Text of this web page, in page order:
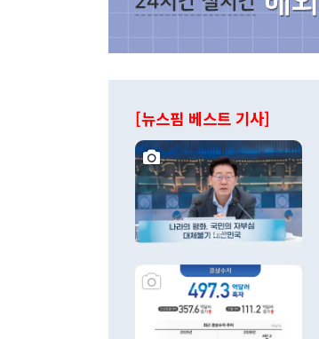
[뉴스핌 베스트 기사]